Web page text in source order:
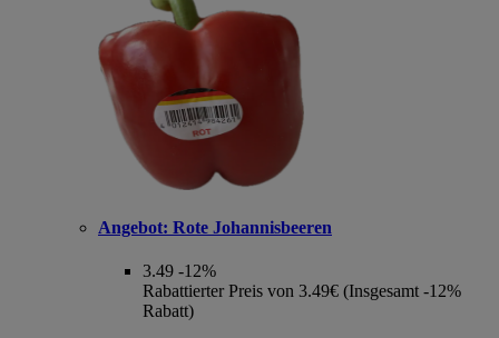
Angebot: Rote Johannisbeeren
3.49 -12%
Rabattierter Preis von 3.49€ (Insgesamt -12%
Rabatt)